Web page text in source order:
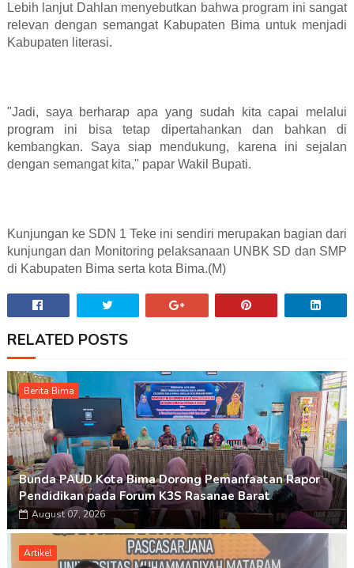
Lebih lanjut Dahlan menyebutkan bahwa program ini sangat
relevan dengan semangat Kabupaten Bima untuk menjadi
Kabupaten literasi.
"Jadi, saya berharap apa yang sudah kita capai melalui
program ini bisa tetap dipertahankan dan bahkan di
kembangkan. Saya siap mendukung, karena ini sejalan
dengan semangat kita," papar Wakil Bupati.
Kunjungan ke SDN 1 Teke ini sendiri merupakan bagian dari
kunjungan dan Monitoring pelaksanaan UNBK SD dan SMP
di Kabupaten Bima serta kota Bima.(M)
RELATED POSTS
Berita Bima
Bunda PAUD Kota Bima Dorong Pemanfaatan Rapor
Pendidikan pada Forum K3S Rasanae Barat
August 07, 2026
Artikel